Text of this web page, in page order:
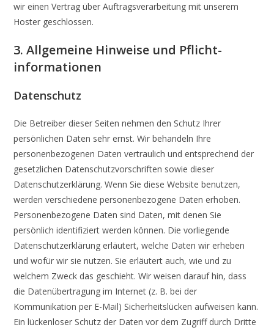
wir einen Vertrag über Auftragsverarbeitung mit unserem
Hoster geschlossen.
3. Allgemeine Hinweise und Pflicht­
informationen
Datenschutz
Die Betreiber dieser Seiten nehmen den Schutz Ihrer
persönlichen Daten sehr ernst. Wir behandeln Ihre
personenbezogenen Daten vertraulich und entsprechend der
gesetzlichen Datenschutzvorschriften sowie dieser
Datenschutzerklärung. Wenn Sie diese Website benutzen,
werden verschiedene personenbezogene Daten erhoben.
Personenbezogene Daten sind Daten, mit denen Sie
persönlich identifiziert werden können. Die vorliegende
Datenschutzerklärung erläutert, welche Daten wir erheben
und wofür wir sie nutzen. Sie erläutert auch, wie und zu
welchem Zweck das geschieht. Wir weisen darauf hin, dass
die Datenübertragung im Internet (z. B. bei der
Kommunikation per E-Mail) Sicherheitslücken aufweisen kann.
Ein lückenloser Schutz der Daten vor dem Zugriff durch Dritte